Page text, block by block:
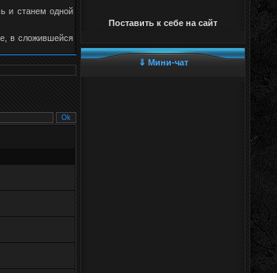
и станем одной
в сложившейся
Поставить к себе на сайт
⇓ Мини-чат